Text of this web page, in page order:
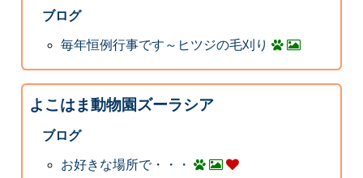
ブログ
毎年恒例行事です～ヒツジの毛刈り
よこはま動物園ズーラシア
ブログ
お好きな場所で・・・